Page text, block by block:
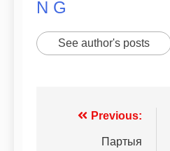
N G
See author's posts
Previous:
Партыя